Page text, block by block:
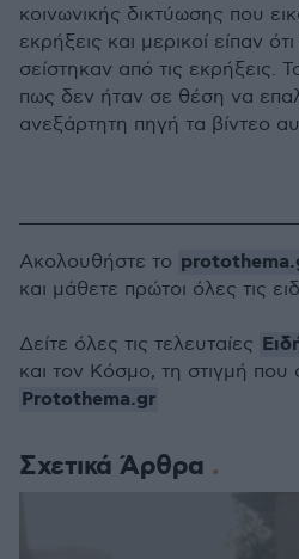
κοινωνικής δικτύωσης που
εκρήξεις και μερικοί είπαν
σείστηκαν από τις εκρήξεις.
πως δεν ήταν σε θέση να
ανεξάρτητη πηγή τα βίντεο
Σχετικά Άρθρα
Ακολουθήστε το
και μάθετε πρώτοι όλες τις
Δείτε όλες τις τελευταίες
και τον Κόσμο, τη στιγμή που
Protothema.gr